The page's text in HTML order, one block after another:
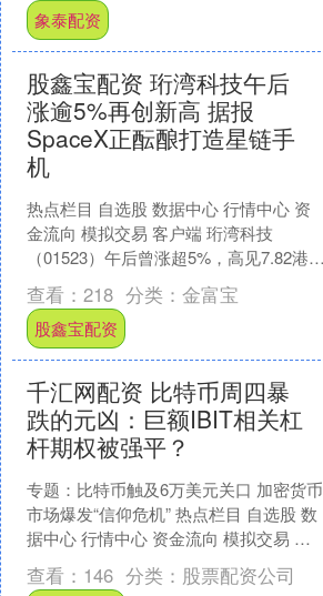
象泰配资
股鑫宝配资 珩湾科技午后
涨逾5%再创新高 据报
SpaceX正酝酿打造星链手
机
热点栏目 自选股 数据中心 行情中心 资
金流向 模拟交易 客户端 珩湾科技
（01523）午后曾涨超5%，高见7.82港
元，再创历史新高。截至发稿，股价上
涨4.7....
查看： 218 分类： 金富宝
股鑫宝配资
千汇网配资 比特币周四暴
跌的元凶：巨额IBIT相关杠
杆期权被强平？
专题：比特币触及6万美元关口 加密货币
市场爆发“信仰危机” 热点栏目 自选股 数
据中心 行情中心 资金流向 模拟交易 客
户端 文章来源：华尔街见闻 贝莱德IBI....
查看： 146 分类： 股票配资公司